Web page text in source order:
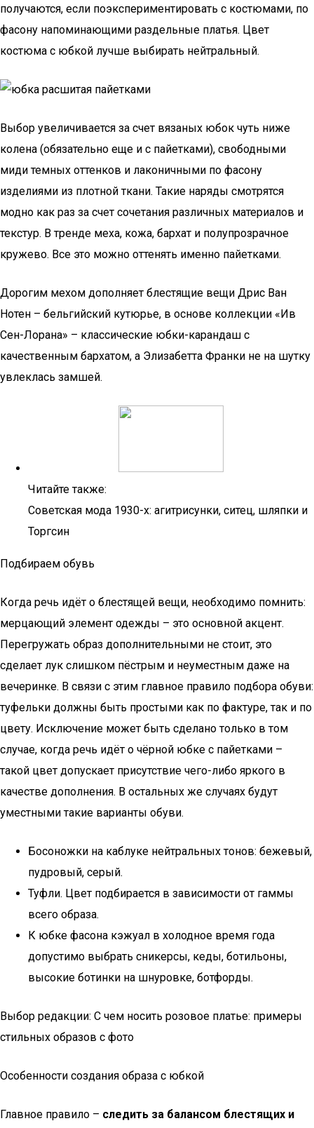
получаются, если поэкспериментировать с костюмами, по
фасону напоминающими раздельные платья. Цвет
костюма с юбкой лучше выбирать нейтральный.
Выбор увеличивается за счет вязаных юбок чуть ниже
колена (обязательно еще и с пайетками), свободными
миди темных оттенков и лаконичными по фасону
изделиями из плотной ткани. Такие наряды смотрятся
модно как раз за счет сочетания различных материалов и
текстур. В тренде меха, кожа, бархат и полупрозрачное
кружево. Все это можно оттенять именно пайетками.
Дорогим мехом дополняет блестящие вещи Дрис Ван
Нотен – бельгийский кутюрье, в основе коллекции «Ив
Сен-Лорана» – классические юбки-карандаш с
качественным бархатом, а Элизабетта Франки не на шутку
увлеклась замшей.
Читайте также:
Советская мода 1930-х: агитрисунки, ситец, шляпки и
Торгсин
Подбираем обувь
Когда речь идёт о блестящей вещи, необходимо помнить:
мерцающий элемент одежды – это основной акцент.
Перегружать образ дополнительными не стоит, это
сделает лук слишком пёстрым и неуместным даже на
вечеринке. В связи с этим главное правило подбора обуви:
туфельки должны быть простыми как по фактуре, так и по
цвету. Исключение может быть сделано только в том
случае, когда речь идёт о чёрной юбке с пайетками –
такой цвет допускает присутствие чего-либо яркого в
качестве дополнения. В остальных же случаях будут
уместными такие варианты обуви.
Босоножки на каблуке нейтральных тонов: бежевый,
пудровый, серый.
Туфли. Цвет подбирается в зависимости от гаммы
всего образа.
К юбке фасона кэжуал в холодное время года
допустимо выбрать сникерсы, кеды, ботильоны,
высокие ботинки на шнуровке, ботфорды.
Выбор редакции: С чем носить розовое платье: примеры
стильных образов с фото
Особенности создания образа с юбкой
Главное правило – следить за балансом блестящих и